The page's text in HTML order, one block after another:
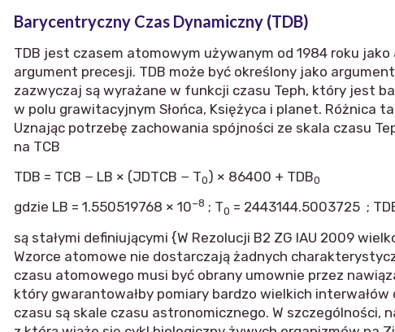
Barycentryczny Czas Dynamiczny (TDB)
TDB jest czasem atomowym używanym od 1984 roku
argument precesji. TDB może być określony jako
zazwyczaj są wyrażane w funkcji czasu Teph, który jest
w polu grawitacyjnym Słońca, Księżyca i planet. Różnica
Uznając potrzebę zachowania spójności ze skala czasu
na TCB
TDB = TCB − LB × (JDTCB − T0) × 86400 + TDB0
gdzie LB = 1.550519768 × 10−8 ; T0 = 2443144.5003725 ;
są stałymi definiującymi {W Rezolucji B2 ZG IAU 2009
Wzorce atomowe nie dostarczają żadnych
czasu atomowego musi być obrany umownie przez
który gwarantowałby pomiary bardzo wielkich interwałów
czasu są skale czasu astronomicznego. W szczególności,